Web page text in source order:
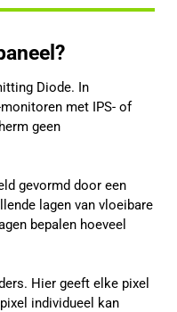
Diode. In
met IPS- of
geen
gevormd door een
lagen van vloeibare
bepalen hoeveel
Hier geeft elke pixel
individueel kan